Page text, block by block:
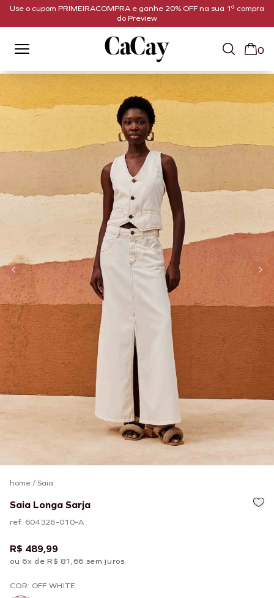
Use o cupom PRIMEIRACOMPRA e ganhe 20% OFF na sua 1ª compra
do Preview
0
home/ Saia
Saia Longa Sarja
ref: 604326-010-A
R$ 489,99
ou 6x de R$ 81,66 sem juros
COR: OFF WHITE